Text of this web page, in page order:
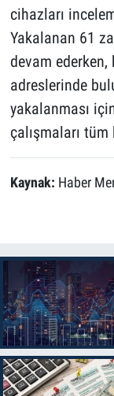
cihazları
Yakalanan 61
devam
adreslerinde
yakalanması
çalışmaları tüm
Kaynak: Haber